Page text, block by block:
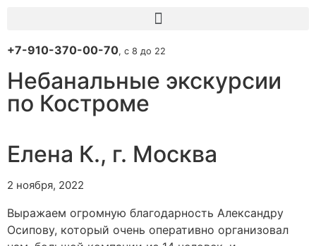
+7-910-370-00-70, с 8 до 22
Небанальные экскурсии
по Костроме
Елена К., г. Москва
2 ноября, 2022
Выражаем огромную благодарность Александру
Осипову, который очень оперативно организовал